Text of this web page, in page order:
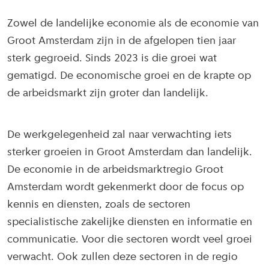
Zowel de landelijke economie als de economie van
Groot Amsterdam zijn in de afgelopen tien jaar
sterk gegroeid. Sinds 2023 is die groei wat
gematigd. De economische groei en de krapte op
de arbeidsmarkt zijn groter dan landelijk.
De werkgelegenheid zal naar verwachting iets
sterker groeien in Groot Amsterdam dan landelijk.
De economie in de arbeidsmarktregio Groot
Amsterdam wordt gekenmerkt door de focus op
kennis en diensten, zoals de sectoren
specialistische zakelijke diensten en informatie en
communicatie. Voor die sectoren wordt veel groei
verwacht. Ook zullen deze sectoren in de regio